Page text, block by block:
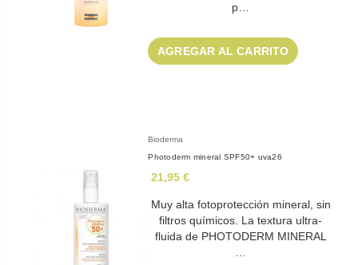
p…
AGREGAR AL CARRITO
Bioderma
Photoderm mineral SPF50+ uva26
21,95 €
Muy alta fotoprotección mineral, sin
filtros químicos. La textura ultra-
fluida de PHOTODERM MINERAL